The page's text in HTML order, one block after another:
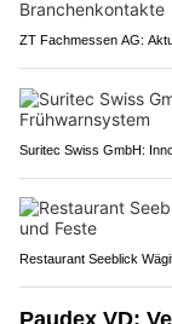
ZT Fachmessen AG:
Suritec Swiss GmbH:
Restaurant Seeblick
Paudex VD: